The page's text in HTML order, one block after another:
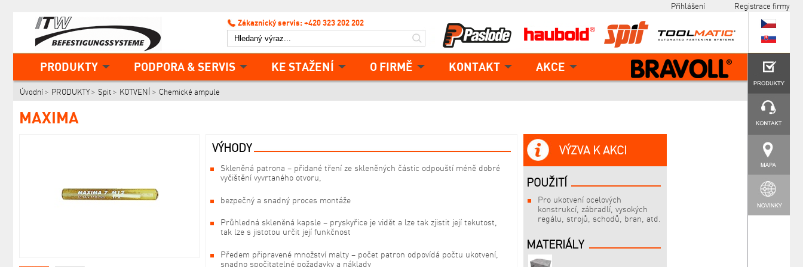
PRODUKTY PODPORA & SERVIS KE STAŽENÍ O FIRMĚ KONTAKT AKCE
Přihlášení
Registrace firmy
Zákaznický servis: +420 323 202 202
Úvodní PRODUKTY Spit KOTVENÍ Chemické ampule
MAXIMA
VÝHODY
Skleněná patrona – přidané tření ze skleněných částic odpouští méně dobré
vyčištění vyvrtaného otvoru,
bezpečný a snadný proces montáže
Průhledná skleněná kapsle – pryskyřice je vidět a lze tak zjistit její tekutost,
tak lze s jistotou určit její funkčnost
Předem připravené množství malty – počet patron odpovídá počtu ukotvení,
snadno spočitatelné požadavky a náklady
VÝZVA K AKCI
POUŽITÍ
Pro ukotvení ocelových
konstrukcí, zábradlí, vysokých
regálu, strojů, schodů, bran, atd.
MATERIÁLY